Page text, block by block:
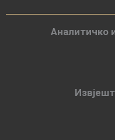
Аналитичко